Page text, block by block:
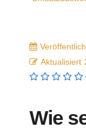
Aktualisiert
Wie